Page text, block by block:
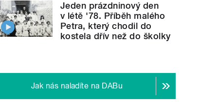
Jeden prázdninový den
v létě '78. Příběh malého
Petra, který chodil do
kostela dřív než do školky
Jak nás naladíte na DABu